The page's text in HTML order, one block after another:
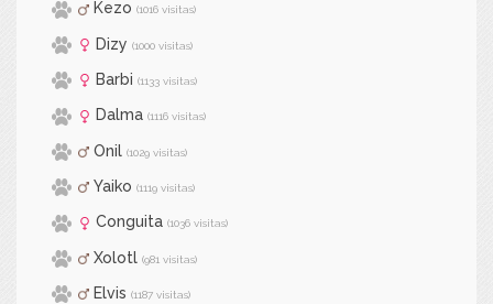
Kezo (1016 visitas)
Dizy (1000 visitas)
Barbi (1133 visitas)
Dalma (1116 visitas)
Onil (1029 visitas)
Yaiko (1119 visitas)
Conguita (1036 visitas)
Xolotl (981 visitas)
Elvis (1187 visitas)